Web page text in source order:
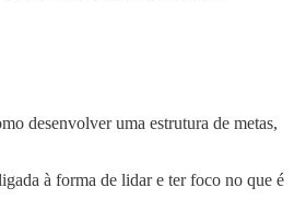
desenvolver uma estrutura de metas,
à forma de lidar e ter foco no que é